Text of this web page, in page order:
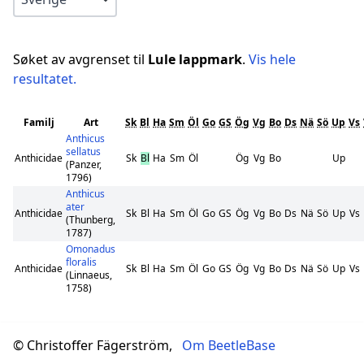
Søket av avgrenset til Lule lappmark. Vis hele
resultatet.
Familj Art Sk Bl Ha Sm Öl Go GS Ög Vg Bo Ds Nä Sö Up Vs
Anthicidae
Anthicus
sellatus
(Panzer,
1796)
Sk Bl Ha Sm Öl Ög Vg Bo Up
Anthicidae
Anthicus
ater
(Thunberg,
1787)
Sk Bl Ha Sm Öl Go GS Ög Vg Bo Ds Nä Sö Up Vs
Anthicidae
Omonadus
floralis
(Linnaeus,
1758)
Sk Bl Ha Sm Öl Go GS Ög Vg Bo Ds Nä Sö Up Vs
© Christoffer Fägerström,
Om BeetleBase